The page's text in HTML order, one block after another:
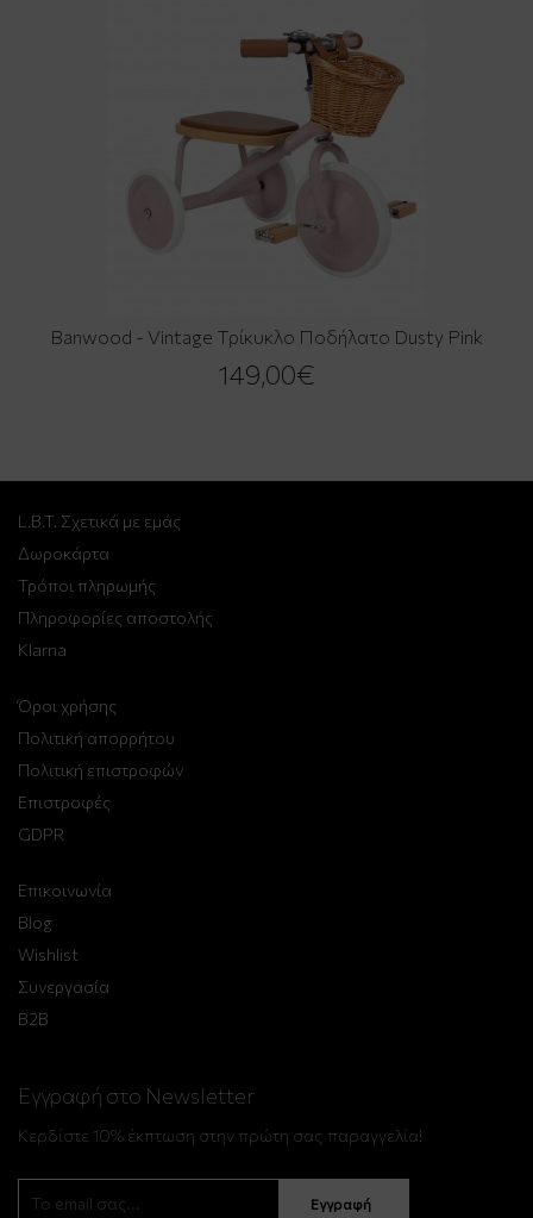
Banwood - Vintage Τρίκυκλο Ποδήλατο Dusty Pink
149,00€
L.B.T. Σχετικά με εμάς
Δωροκάρτα
Τρόποι πληρωμής
Πληροφορίες αποστολής
Klarna
Όροι χρήσης
Πολιτική απορρήτου
Πολιτική επιστροφών
Επιστροφές
GDPR
Επικοινωνία
Blog
Wishlist
Συνεργασία
B2B
Εγγραφή στο Newsletter
Κερδίστε 10% έκπτωση στην πρώτη σας παραγγελία!
Εγγραφή